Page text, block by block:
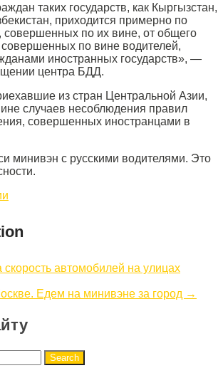
таких государств, как Кыргызстан,
приходится примерно по
совершенных по их вине, от общего
по вине водителей,
иностранных государств», —
центра БДД.
из стран Центральной Азии,
случаев несоблюдения правил
совершенных иностранцами в
минивэн с русскими водителями. Это
скорость автомобилей на улицах
Едем на минивэне за город →